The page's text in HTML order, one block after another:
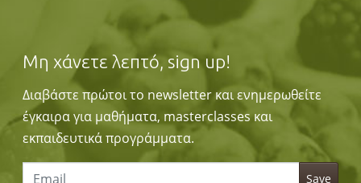
Μη χάνετε λεπτό, sign up!
Διαβάστε πρώτοι το newsletter και ενημερωθείτε
έγκαιρα για μαθήματα, masterclasses και
εκπαιδευτικά προγράμματα.